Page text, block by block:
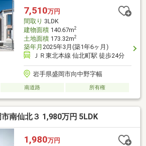
7,510万円
間取り 3LDK
建物面積140.67m2
土地面積173.32m2
築年月 2025年3月(築1年6ヶ月)
ＪＲ東北本線 仙北町駅 徒歩24分
岩手県盛岡市向中野字幅
南道路 所有権
南仙北３ 1,980万円 5LDK
1,980万円